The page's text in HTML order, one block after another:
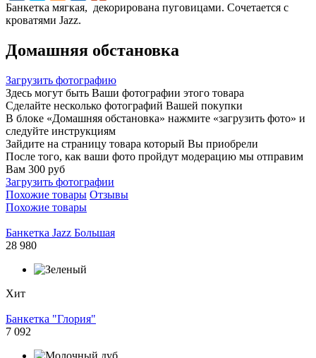
Банкетка мягкая, декорирована пуговицами. Сочетается с
кроватями Jazz.
Домашняя обстановка
Загрузить фотографию
Здесь могут быть Ваши фотографии этого товара
Сделайте несколько фотографий Вашей покупки
В блоке «Домашняя обстановка» нажмите «загрузить фото» и
следуйте инструкциям
Зайдите на страницу товара который Вы приобрели
После того, как ваши фото пройдут модерацию мы отправим
Вам 300 руб
Загрузить фотографии
Похожие товары Отзывы
Похожие товары
Банкетка Jazz Большая
28 980
Хит
Банкетка "Глория"
7 092